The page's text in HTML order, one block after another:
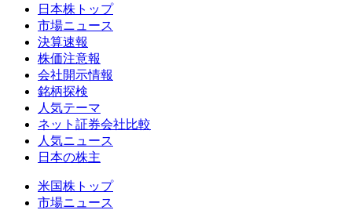
日本株トップ
市場ニュース
決算速報
株価注意報
会社開示情報
銘柄探検
人気テーマ
ネット証券会社比較
人気ニュース
日本の株主
米国株トップ
市場ニュース